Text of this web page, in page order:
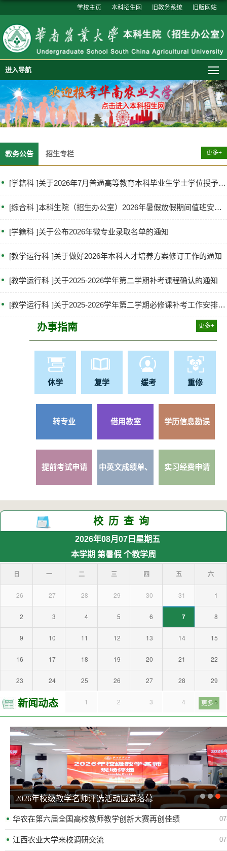
旧版网站
旧教务系统
本科招生网
学校主页
进入导航
教务公告 招生专栏 更多+
[学籍科 ]关于2026年7月普通高等教育本科毕业生学士学位授予名单的公示
[综合科 ]本科生院（招生办公室）2026年暑假放假期间值班安排表
[学籍科 ]关于公布2026年微专业录取名单的通知
[教学运行科 ]关于做好2026年本科人才培养方案修订工作的通知
[教学运行科 ]关于2025-2026学年第二学期补考课程确认的通知
[教学运行科 ]关于2025-2026学年第二学期必修课补考工作安排的通知
办事指南 更多+
休学 复学 缓考 重修
转专业 借用教室 学历信息勘误
提前考试申请 中英文成绩单、
学历学...
实习经费申请
校历查询
2026年08月07日 星期五
本学期 第暑假 个教学周
日 一 二 三 四 五 六
26 27 28 29 30 31 1
2 3 4 5 6 7 8
9 10 11 12 13 14 15
16 17 18 19 20 21 22
23 24 25 26 27 28 29
30 31 1 2 3 4 5
新闻动态 更多+
华农在第六届全国高校教师教学创新大赛再创...
< >
华农在第六届全国高校教师教学创新大赛再创佳绩
江西农业大学来校调研交流